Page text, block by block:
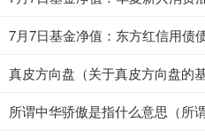
7月7日基金净值：东方红信用债
真皮方向盘（关于真皮方向盘的
所谓中华骄傲是指什么意思（所